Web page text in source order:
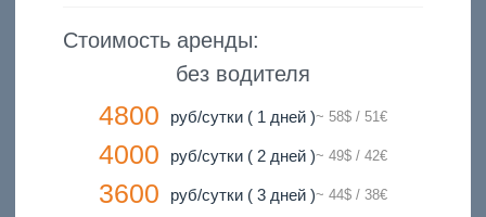
Стоимость аренды:
без водителя
4800 руб/сутки ( 1 дней )~ 58$ / 51€
4000 руб/сутки ( 2 дней )~ 49$ / 42€
3600 руб/сутки ( 3 дней )~ 44$ / 38€